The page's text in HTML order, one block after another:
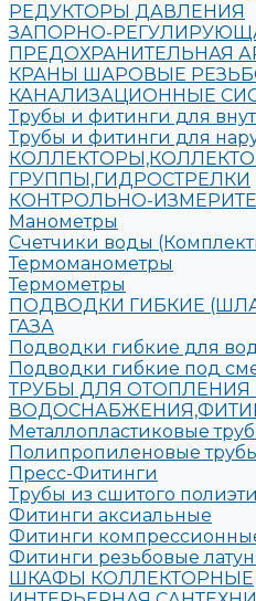
РЕДУКТОРЫ ДАВЛЕНИЯ
ЗАПОРНО-
ПРЕДОХРАНИТЕЛЬНАЯ
КРАНЫ ШАРОВЫЕ
КАНАЛИЗАЦИОННЫЕ
Трубы и фитинги для
Трубы и фитинги для
ГРУППЫ,ГИДРОСТРЕЛКИ
КОНТРОЛЬНО-
Манометры
Счетчики воды
Термоманометры
Термометры
ПОДВОДКИ ГИБКИЕ
ГАЗА
Подводки гибкие для
Подводки гибкие под
ТРУБЫ ДЛЯ ОТОПЛЕНИЯ
Металлопластиковые
Полипропиленовые
Пресс-Фитинги
Трубы из сшитого
Фитинги аксиальные
Фитинги
Фитинги резьбовые
ШКАФЫ КОЛЛЕКТОРНЫЕ